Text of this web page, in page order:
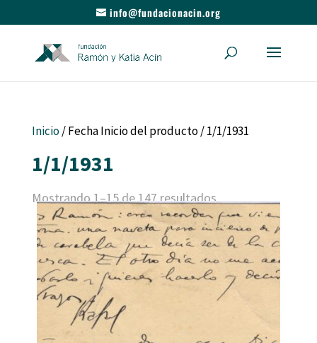
info@fundacionacin.org
Inicio/ Fecha Inicio del producto / 1/1/1931
1/1/1931
Mostrando 1–15 de 147 resultados